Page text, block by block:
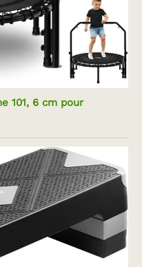
101, 6 cm pour